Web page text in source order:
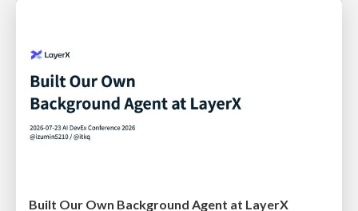
Built Our Own Background Agent at LayerX